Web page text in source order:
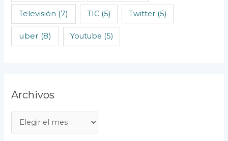
Televisión (7) TIC(5) Twitter(5)
uber (8) Youtube (5)
Archivos
r